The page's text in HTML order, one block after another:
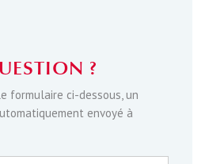
?
formulaire ci-dessous, un
envoyé à